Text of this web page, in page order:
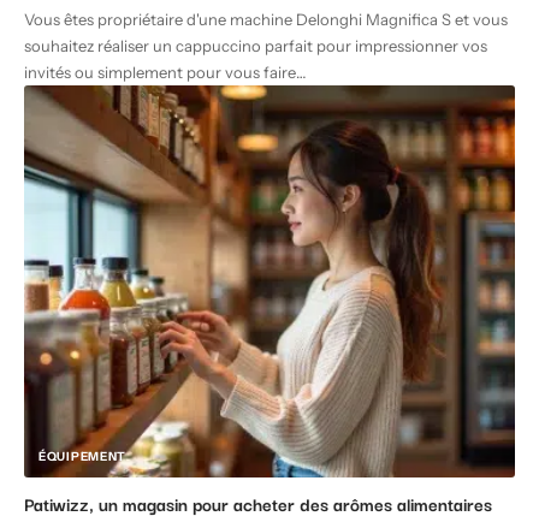
Vous êtes propriétaire d'une machine Delonghi Magnifica S et vous
souhaitez réaliser un cappuccino parfait pour impressionner vos
invités ou simplement pour vous faire…
ÉQUIPEMENT
Patiwizz, un magasin pour acheter des arômes alimentaires